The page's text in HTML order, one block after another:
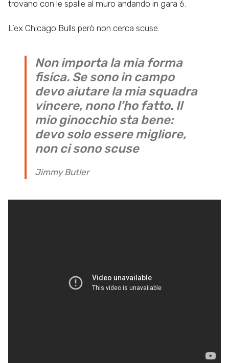
trovano con le spalle al muro andando in gara 6.
L’ex Chicago Bulls però non cerca scuse.
Non importa la mia forma
fisica. Se sono in campo
devo aiutare la mia squadra
vincere, nono l’ho fatto. Il
mio ginocchio sta bene:
devo solo essere migliore,
non ci sono scuse
Jimmy Butler